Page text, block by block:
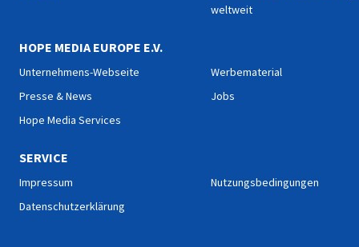
weltweit
HOPE MEDIA EUROPE E.V.
Unternehmens-Webseite
Presse & News
Hope Media Services
Werbematerial
Jobs
SERVICE
Impressum
Datenschutzerklärung
Nutzungsbedingungen